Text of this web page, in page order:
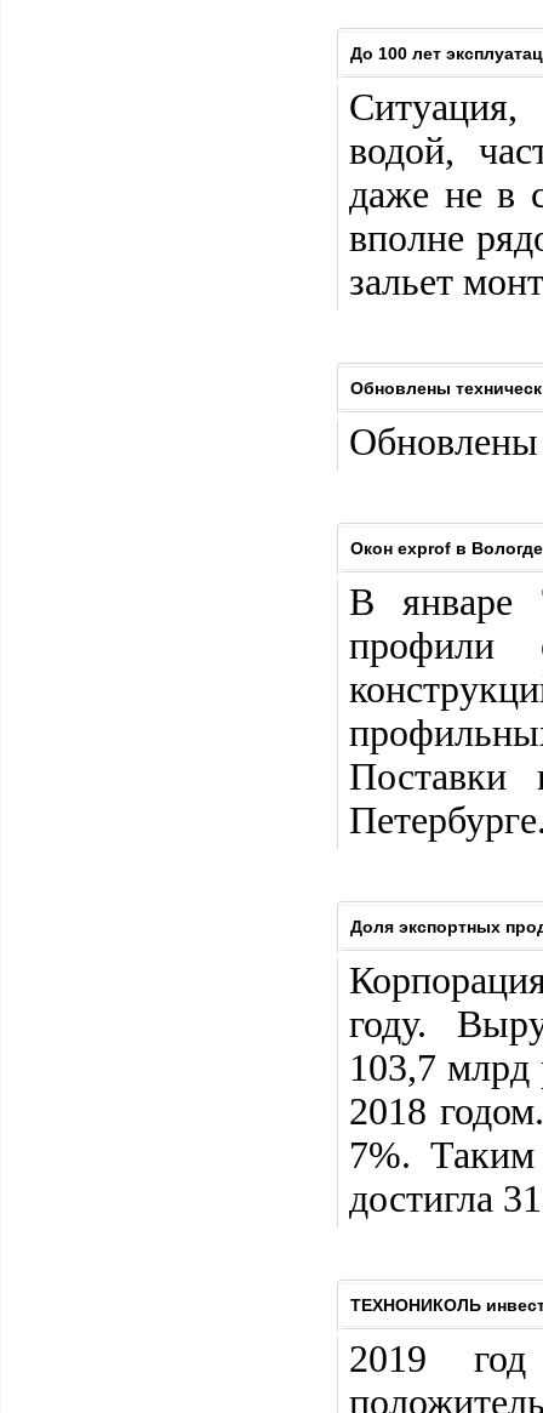
До 100 лет
водой,
даже не в
вполне
зальет
Обновлены
Окон exprof в
В январе
профили
Доля экспортных
году.
103,7 млрд
2018
7%. Таким
достигла
ТЕХНОНИКОЛЬ
2019